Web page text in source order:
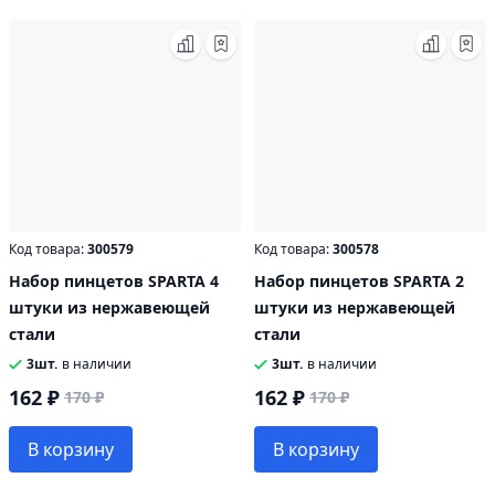
Код товара:300579
Набор пинцетов SPARTA 4
штуки из нержавеющей
стали
3шт. в наличии
162 ₽ 170 ₽
В корзину
Код товара:300578
Набор пинцетов SPARTA 2
штуки из нержавеющей
стали
3шт. в наличии
162 ₽ 170 ₽
В корзину